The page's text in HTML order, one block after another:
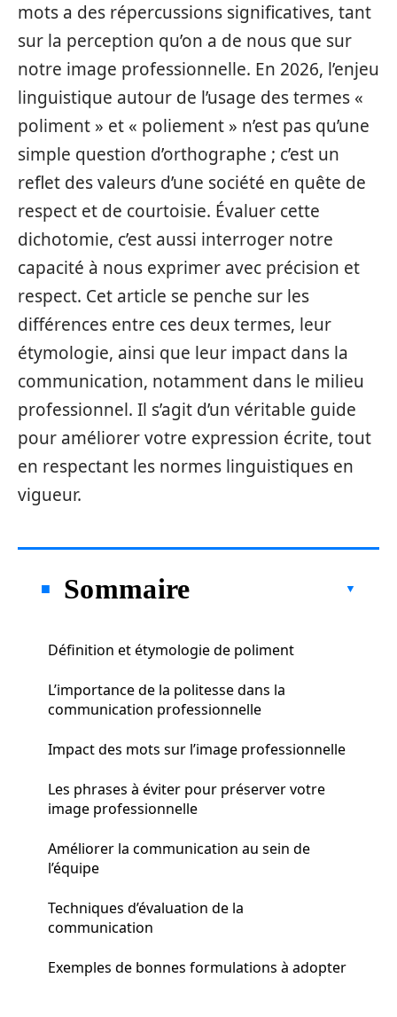
mots a des répercussions significatives, tant
sur la perception qu’on a de nous que sur
notre image professionnelle. En 2026, l’enjeu
linguistique autour de l’usage des termes «
poliment » et « poliement » n’est pas qu’une
simple question d’orthographe ; c’est un
reflet des valeurs d’une société en quête de
respect et de courtoisie. Évaluer cette
dichotomie, c’est aussi interroger notre
capacité à nous exprimer avec précision et
respect. Cet article se penche sur les
différences entre ces deux termes, leur
étymologie, ainsi que leur impact dans la
communication, notamment dans le milieu
professionnel. Il s’agit d’un véritable guide
pour améliorer votre expression écrite, tout
en respectant les normes linguistiques en
vigueur.
Sommaire
Définition et étymologie de poliment
L’importance de la politesse dans la
communication professionnelle
Impact des mots sur l’image professionnelle
Les phrases à éviter pour préserver votre
image professionnelle
Améliorer la communication au sein de
l’équipe
Techniques d’évaluation de la
communication
Exemples de bonnes formulations à adopter